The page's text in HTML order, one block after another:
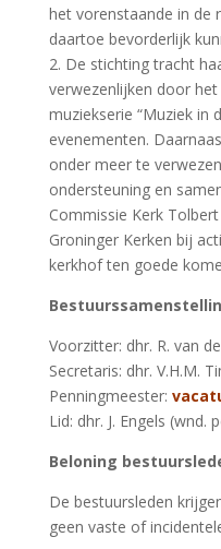
het vorenstaande in de
daartoe bevorderlijk
2. De stichting tracht
verwezenlijken door
muziekserie “Muziek in
evenementen.
onder meer te
ondersteuning en
Commissie Kerk
Groninger Kerken bij
kerkhof ten goede
Voorzitter: dhr. R. van
Secretaris: dhr. V.H.M.
Penningmeester:
Lid: dhr. J. Engels (wnd.
Beloning
De bestuursleden
geen vaste of